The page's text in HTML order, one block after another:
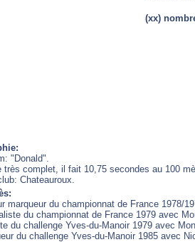
(xx)
"Donald".
très complet, il fait 10,75 secondes au 100
Chateauroux.
marqueur du championnat de France 1978/
du championnat de France 1979 avec
du challenge Yves-du-Manoir 1979 avec
du challenge Yves-du-Manoir 1985 avec